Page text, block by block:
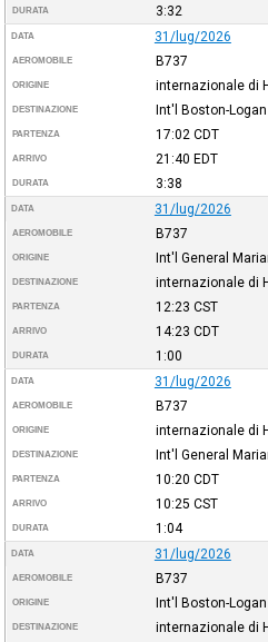
DURATA 3:32
DATA 31/lug/2026
AEROMOBILE B737
ORIGINE internazionale di
DESTINAZIONE Int'l Boston-Logan
PARTENZA 17:02 CDT
ARRIVO 21:40 EDT
DURATA 3:38
DATA 31/lug/2026
AEROMOBILE B737
ORIGINE Int'l General
DESTINAZIONE internazionale di
PARTENZA 12:23 CST
ARRIVO 14:23 CDT
DURATA 1:00
DATA 31/lug/2026
AEROMOBILE B737
ORIGINE internazionale di
DESTINAZIONE Int'l General
PARTENZA 10:20 CDT
ARRIVO 10:25 CST
DURATA 1:04
DATA 31/lug/2026
AEROMOBILE B737
ORIGINE Int'l Boston-Logan
DESTINAZIONE internazionale di